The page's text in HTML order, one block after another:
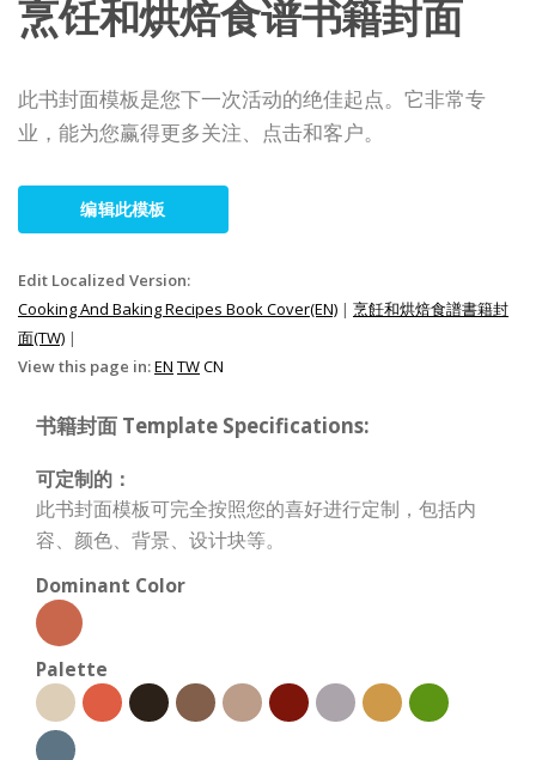
烹饪和烘焙食谱书籍封面
此书封面模板是您下一次活动的绝佳起点。它非常专
业，能为您赢得更多关注、点击和客户。
编辑此模板
Edit Localized Version:
Cooking And Baking Recipes Book Cover(EN) | 烹飪和烘焙食譜書籍封
面(TW) |
View this page in:EN TWCN
书籍封面 Template Specifications:
可定制的：
此书封面模板可完全按照您的喜好进行定制，包括内
容、颜色、背景、设计块等。
Dominant Color
Palette